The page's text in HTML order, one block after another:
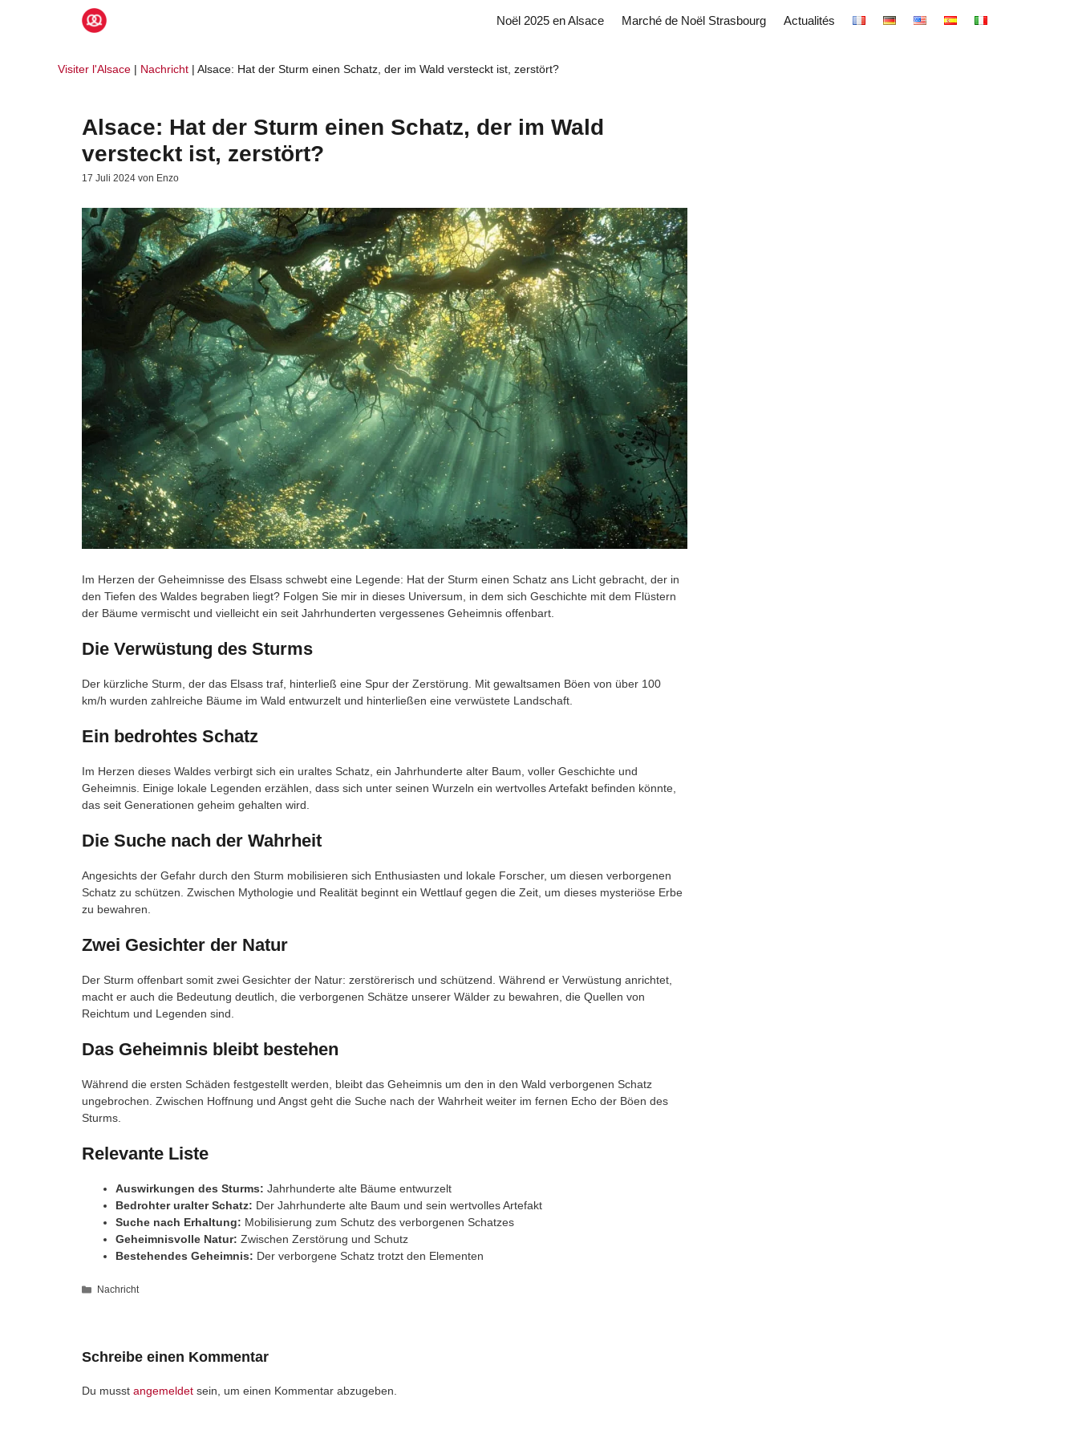
Noël 2025 en Alsace Marché de Noël Strasbourg Actualités
Visiter l'Alsace | Nachricht | Alsace: Hat der Sturm einen Schatz, der im Wald versteckt ist, zerstört?
Alsace: Hat der Sturm einen Schatz, der im Wald
versteckt ist, zerstört?
17 Juli 2024 von Enzo
Im Herzen der Geheimnisse des Elsass schwebt eine Legende: Hat der Sturm einen Schatz ans Licht gebracht, der in
den Tiefen des Waldes begraben liegt? Folgen Sie mir in dieses Universum, in dem sich Geschichte mit dem Flüstern
der Bäume vermischt und vielleicht ein seit Jahrhunderten vergessenes Geheimnis offenbart.
Die Verwüstung des Sturms
Der kürzliche Sturm, der das Elsass traf, hinterließ eine Spur der Zerstörung. Mit gewaltsamen Böen von über 100
km/h wurden zahlreiche Bäume im Wald entwurzelt und hinterließen eine verwüstete Landschaft.
Ein bedrohtes Schatz
Im Herzen dieses Waldes verbirgt sich ein uraltes Schatz, ein Jahrhunderte alter Baum, voller Geschichte und
Geheimnis. Einige lokale Legenden erzählen, dass sich unter seinen Wurzeln ein wertvolles Artefakt befinden könnte,
das seit Generationen geheim gehalten wird.
Die Suche nach der Wahrheit
Angesichts der Gefahr durch den Sturm mobilisieren sich Enthusiasten und lokale Forscher, um diesen verborgenen
Schatz zu schützen. Zwischen Mythologie und Realität beginnt ein Wettlauf gegen die Zeit, um dieses mysteriöse Erbe
zu bewahren.
Zwei Gesichter der Natur
Der Sturm offenbart somit zwei Gesichter der Natur: zerstörerisch und schützend. Während er Verwüstung anrichtet,
macht er auch die Bedeutung deutlich, die verborgenen Schätze unserer Wälder zu bewahren, die Quellen von
Reichtum und Legenden sind.
Das Geheimnis bleibt bestehen
Während die ersten Schäden festgestellt werden, bleibt das Geheimnis um den in den Wald verborgenen Schatz
ungebrochen. Zwischen Hoffnung und Angst geht die Suche nach der Wahrheit weiter im fernen Echo der Böen des
Sturms.
Relevante Liste
Auswirkungen des Sturms: Jahrhunderte alte Bäume entwurzelt
Bedrohter uralter Schatz: Der Jahrhunderte alte Baum und sein wertvolles Artefakt
Suche nach Erhaltung: Mobilisierung zum Schutz des verborgenen Schatzes
Geheimnisvolle Natur: Zwischen Zerstörung und Schutz
Bestehendes Geheimnis: Der verborgene Schatz trotzt den Elementen
Kategorien
Nachricht
Schreibe einen Kommentar
Du musst angemeldet sein, um einen Kommentar abzugeben.